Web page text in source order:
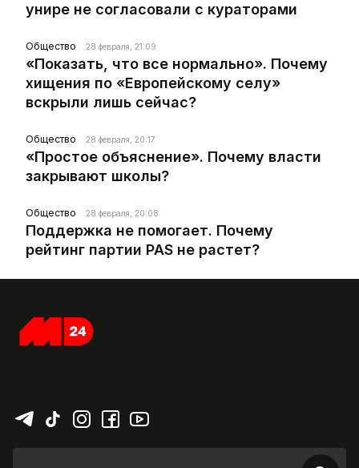
унире не согласовали с кураторами
Общество 28 февраля, 21:09
«Показать, что все нормально». Почему
хищения по «Европейскому селу»
вскрыли лишь сейчас?
Общество 28 февраля, 20:17
«Простое объяснение». Почему власти
закрывают школы?
Общество 28 февраля, 20:08
Поддержка не помогает. Почему
рейтинг партии PAS не растет?